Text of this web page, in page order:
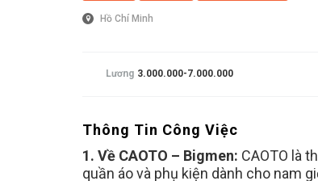
Hồ Chí Minh
Lương 3.000.000-7.000.000
Thông Tin Công Việc
1. Về CAOTO – Bigmen: CAOTO là
quần áo và phụ kiện dành cho nam